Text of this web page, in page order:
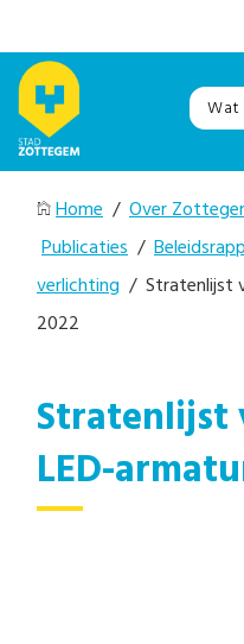
Home / Over
Publicaties /
verlichting / Stratenlijst
2022
Stratenlijst
LED-